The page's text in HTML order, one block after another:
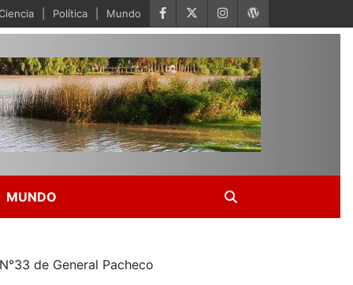
Política Mundo
MUNDO
de General Pacheco